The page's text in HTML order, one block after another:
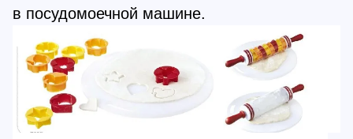
в посудомоечной машине.